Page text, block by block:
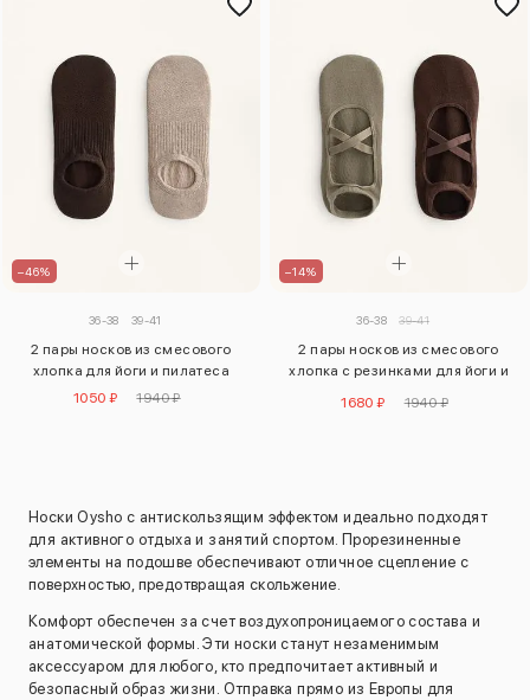
–46%
36-38 39-41
2 пары носков из смесового
хлопка для йоги и пилатеса
1050 ₽
1940 ₽
–14%
36-38 39-41
2 пары носков из смесового
хлопка с резинками для йоги и
1680 ₽ 1940 ₽
Носки Oysho с антискользящим эффектом идеально подходят
для активного отдыха и занятий спортом. Прорезиненные
элементы на подошве обеспечивают отличное сцепление с
поверхностью, предотвращая скольжение.
Комфорт обеспечен за счет воздухопроницаемого состава и
анатомической формы. Эти носки станут незаменимым
аксессуаром для любого, кто предпочитает активный и
безопасный образ жизни. Отправка прямо из Европы для